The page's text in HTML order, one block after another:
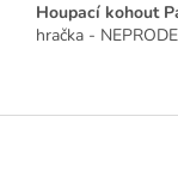
Houpací kohout
hračka -
Z